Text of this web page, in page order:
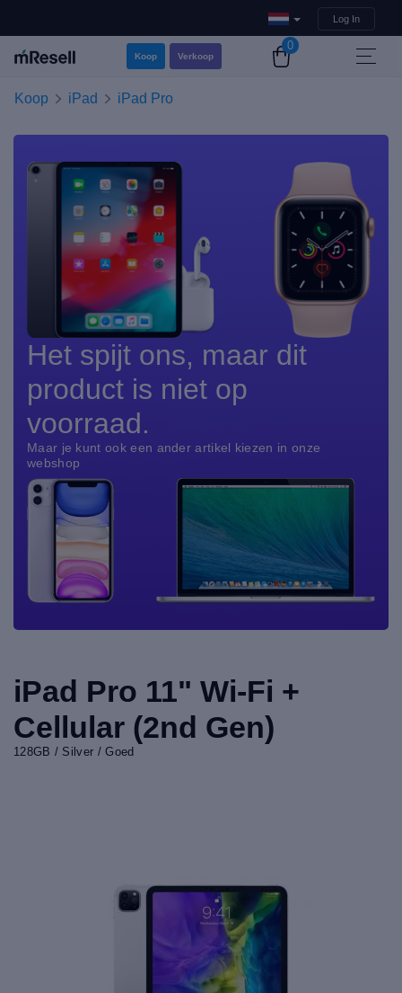
Log In
Koop Verkoop
0
Koop iPad iPad Pro
Het spijt ons, maar dit
product is niet op
voorraad.
Maar je kunt ook een ander artikel kiezen in onze
webshop
iPad Pro 11" Wi-Fi +
Cellular (2nd Gen)
128GB / Silver / Goed